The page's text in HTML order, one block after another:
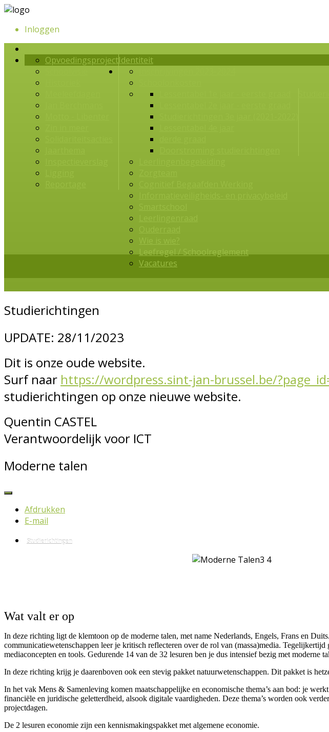
Inloggen
Identiteit
Opvoedingsproject
Leefregel / Schoolreglement
Vacatures
Studierichtingen
UPDATE: 28/11/2023
Dit is onze oude website.
Surf naar https://wordpress.sint-jan-brussel.be/
studierichtingen op onze nieuwe website.
Quentin CASTEL
Verantwoordelijk voor ICT
Moderne talen
Afdrukken
E-mail
Studierichtingen
Wat valt er op
In deze richting ligt de klemtoon op de moderne talen, met name Nederlands, Engels, Frans en
communicatiewetenschappen leer je kritisch reflecteren over de rol van (massa)media. Tegelijkertijd
mediaconcepten en tools. Gedurende 14 van de 32 lesuren ben je dus intensief bezig met moderne
In deze richting krijg je daarenboven ook een stevig pakket natuurwetenschappen. Dit pakket is
In het vak Mens & Samenleving komen maatschappelijke en economische thema’s aan bod: je
financiële en juridische geletterdheid, alsook digitale vaardigheden. Deze thema’s worden ook
projectdagen.
De 2 lesuren economie zijn een kennismakingspakket met algemene economie.